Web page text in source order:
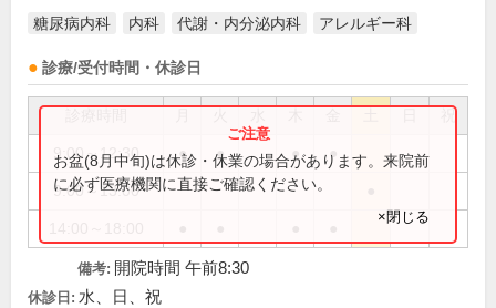
糖尿病内科 内科 代謝・内分泌内科 アレルギー科
診療/受付時間・休診日
祝
9:00～12:30 ● ● ● ●
9:00～13:00
お盆(8月中旬)は休診・休業の場合があります。来院前
に必ず医療機関に直接ご確認ください。
×閉じる
備考: 開院時間 午前8:30
休診日: 水、日、祝